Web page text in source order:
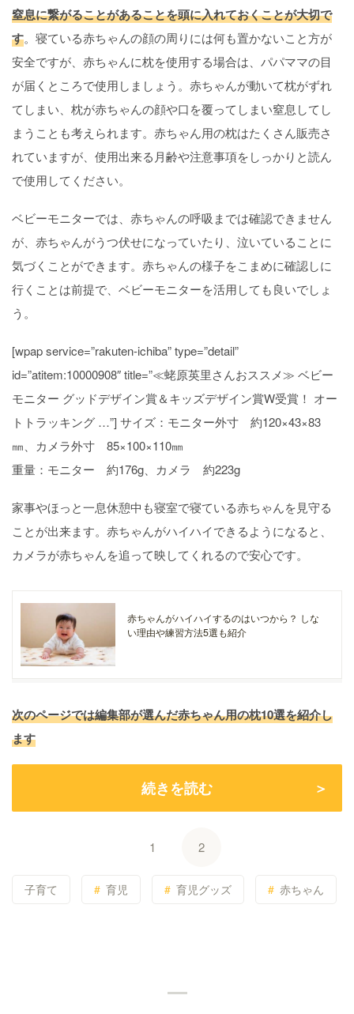
窒息に繋がることがあることを頭に入れておくことが大切で
す。寝ている赤ちゃんの顔の周りには何も置かないこと方が
安全ですが、赤ちゃんに枕を使用する場合は、パパママの目
が届くところで使用しましょう。赤ちゃんが動いて枕がずれ
てしまい、枕が赤ちゃんの顔や口を覆ってしまい窒息してし
まうことも考えられます。赤ちゃん用の枕はたくさん販売さ
れていますが、使用出来る月齢や注意事項をしっかりと読ん
で使用してください。
ベビーモニターでは、赤ちゃんの呼吸までは確認できません
が、赤ちゃんがうつ伏せになっていたり、泣いていることに
気づくことができます。赤ちゃんの様子をこまめに確認しに
行くことは前提で、ベビーモニターを活用しても良いでしょ
う。
[wpap service=”rakuten-ichiba” type=”detail”
id=”atitem:10000908″ title=”≪蛯原英里さんおススメ≫ ベビー
モニター グッドデザイン賞＆キッズデザイン賞W受賞！ オー
トトラッキング …”] サイズ：モニター外寸 約120×43×83
㎜、カメラ外寸 85×100×110㎜
重量：モニター 約176g、カメラ 約223g
家事やほっと一息休憩中も寝室で寝ている赤ちゃんを見守る
ことが出来ます。赤ちゃんがハイハイできるようになると、
カメラが赤ちゃんを追って映してくれるので安心です。
赤ちゃんがハイハイするのはいつから？ しな
い理由や練習方法5選も紹介
次のページでは編集部が選んだ赤ちゃん用の枕10選を紹介し
ます
続きを読む
1 2
子育て 育児 育児グッズ 赤ちゃん